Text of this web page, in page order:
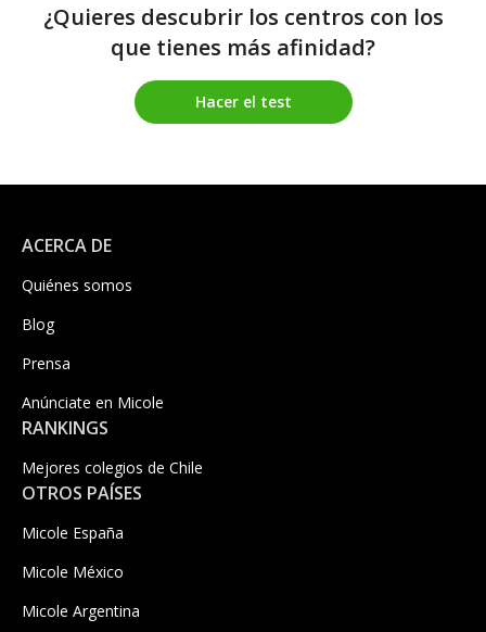
¿Quieres descubrir los centros con los
que tienes más afinidad?
Hacer el test
ACERCA DE
Quiénes somos
Blog
Prensa
Anúnciate en Micole
RANKINGS
Mejores colegios de Chile
OTROS PAÍSES
Micole España
Micole México
Micole Argentina